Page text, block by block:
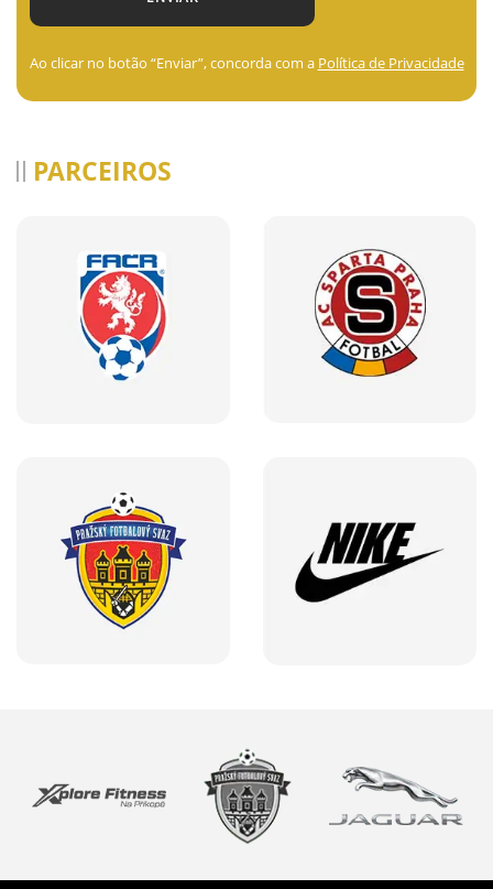
Ao clicar no botão “Enviar”, concorda com a Política de Privacidade
PARCEIROS